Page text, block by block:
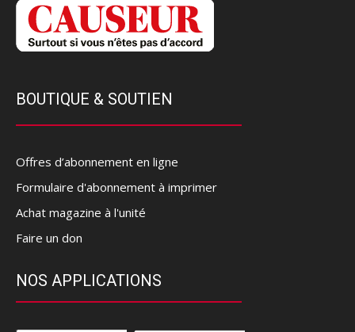
BOUTIQUE & SOUTIEN
Offres d’abonnement en ligne
Formulaire d'abonnement à imprimer
Achat magazine à l'unité
Faire un don
NOS APPLICATIONS